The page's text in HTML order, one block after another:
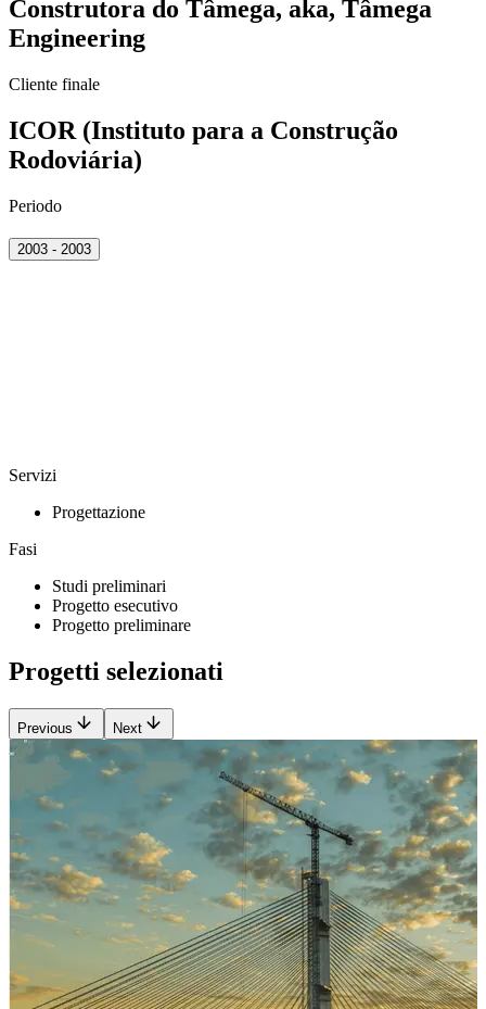
Construtora do Tâmega, aka, Tâmega
Engineering
Cliente finale
ICOR (Instituto para a Construção
Rodoviária)
Periodo
2003 - 2003
Servizi
Progettazione
Fasi
Studi preliminari
Progetto esecutivo
Progetto preliminare
Progetti selezionati
Previous Next